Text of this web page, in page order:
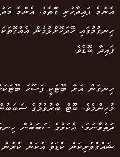
ހިނގުމުގައި ހޭދަކޮށްލުމުން
ފައިދާ ބޮޑެވެ.
ހިނގަން އަރާ ބޫޓަކީ ފަސޭހަ
މުހިންމެވެ. ބޫޓް ބާރުވުމުގެ
ދަތުވާނަމަ، އެކަމުގެ ސަބަބުން
ޝައުގުވެރިކަން ކުޑަވެ އެކަން ކުރުން